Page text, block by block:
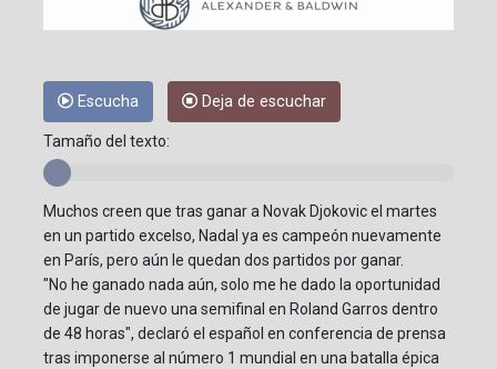
Escucha Deja de escuchar
Tamaño del texto:
Muchos creen que tras ganar a Novak Djokovic el martes
en un partido excelso, Nadal ya es campeón nuevamente
en París, pero aún le quedan dos partidos por ganar.
"No he ganado nada aún, solo me he dado la oportunidad
de jugar de nuevo una semifinal en Roland Garros dentro
de 48 horas", declaró el español en conferencia de prensa
tras imponerse al número 1 mundial en una batalla épica